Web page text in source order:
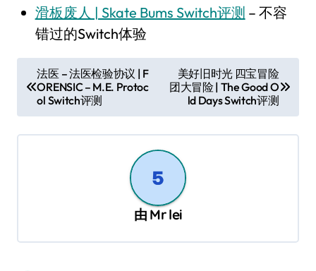
滑板废人 | Skate Bums Switch评测 – 不容
错过的Switch体验
章
导
航
法医 – 法医检验协议 | F
ORENSIC – M.E. Protoc
ol Switch评测
美好旧时光 四宝冒险
团大冒险 | The Good O
ld Days Switch评测
由 Mr lei